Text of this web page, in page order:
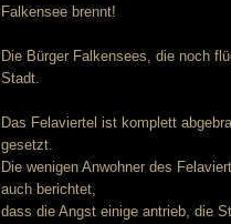
Falkensee brennt!
Die Bürger Falkensees, die noch
Stadt.
Das Felaviertel ist komplett
gesetzt.
Die wenigen Anwohner des
auch berichtet,
dass die Angst einige antrieb, die